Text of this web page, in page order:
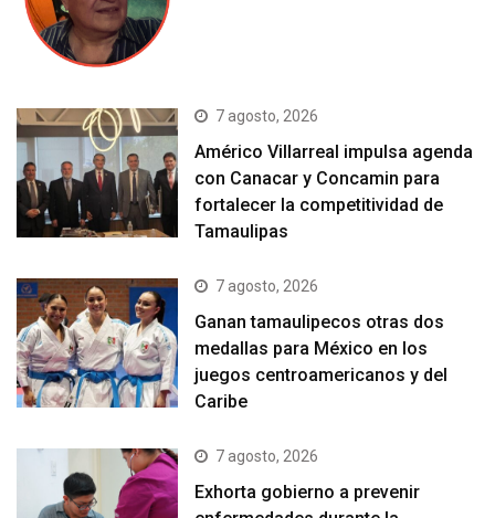
7 agosto, 2026
Américo Villarreal impulsa agenda
con Canacar y Concamin para
fortalecer la competitividad de
Tamaulipas
7 agosto, 2026
Ganan tamaulipecos otras dos
medallas para México en los
juegos centroamericanos y del
Caribe
7 agosto, 2026
Exhorta gobierno a prevenir